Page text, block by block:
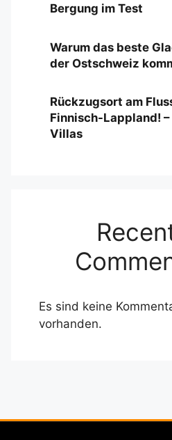
Bergung im Test
Warum das beste
der Ostschweiz
Rückzugsort am
Finnisch-Lappland! –
Villas
Es sind keine
vorhanden.